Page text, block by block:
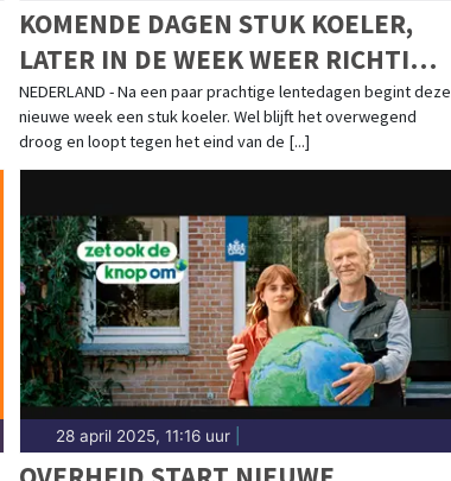
KOMENDE DAGEN STUK KOELER,
LATER IN DE WEEK WEER RICHTING
20 GRADEN
NEDERLAND - Na een paar prachtige lentedagen begint deze
nieuwe week een stuk koeler. Wel blijft het overwegend
droog en loopt tegen het eind van de [...]
28 april 2025, 11:16 uur|